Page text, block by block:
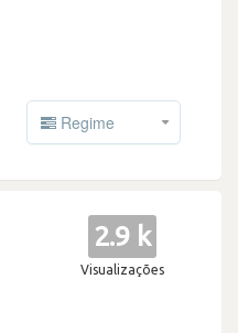
Regime
2.9 k
Visualizações